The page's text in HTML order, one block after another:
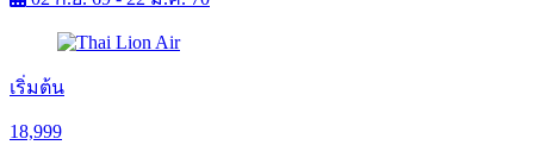
เริ่มต้น
18,999